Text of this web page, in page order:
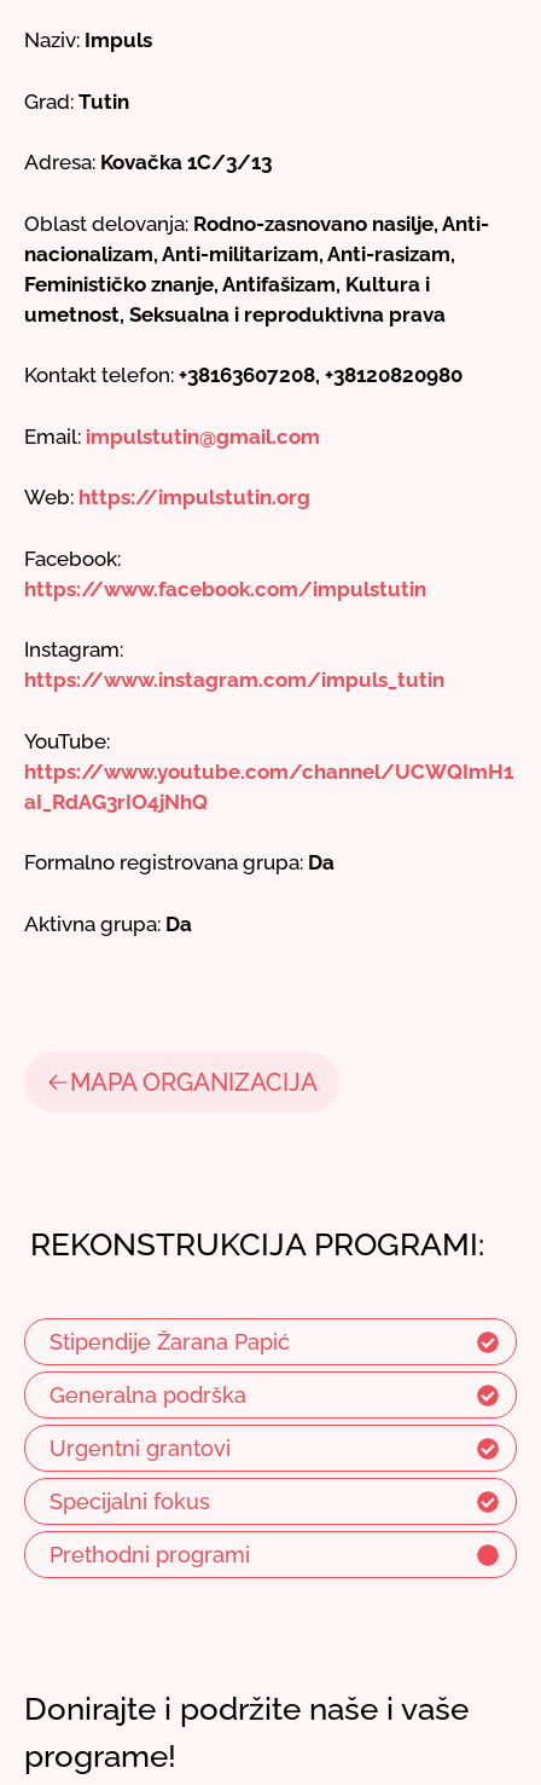
Naziv: Impuls
Grad: Tutin
Adresa: Kovačka 1C/3/13
Oblast delovanja: Rodno-zasnovano nasilje, Anti-
nacionalizam, Anti-militarizam, Anti-rasizam,
Feminističko znanje, Antifašizam, Kultura i
umetnost, Seksualna i reproduktivna prava
Kontakt telefon: +38163607208, +38120820980
Email: impulstutin@gmail.com
Web: https://impulstutin.org
Facebook:
https://www.facebook.com/impulstutin
Instagram:
https://www.instagram.com/impuls_tutin
YouTube:
https://www.youtube.com/channel/UCWQImH1
aI_RdAG3rIO4jNhQ
Formalno registrovana grupa: Da
Aktivna grupa: Da
MAPA ORGANIZACIJA
REKONSTRUKCIJA PROGRAMI:
Stipendije Žarana Papić
Generalna podrška
Urgentni grantovi
Specijalni fokus
Prethodni programi
Donirajte i podržite naše i vaše
programe!